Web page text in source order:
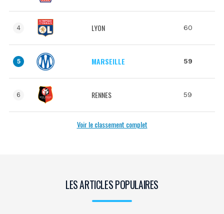
4 LYON 60
5 MARSEILLE 59
6 RENNES 59
Voir le classement complet
LES ARTICLES POPULAIRES